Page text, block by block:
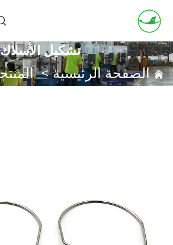
تشكيل الأسلاك
الصفحة الرئيسية>